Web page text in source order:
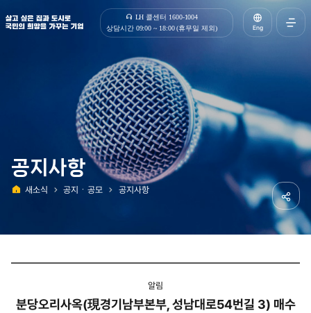
살고 싶은 집과 도시로 국민의 희망을 가꾸는 기업 | 한국토지주택공사
LH 콜센터 1600-1004
상담시간 09:00 ~ 18:00 (휴무일 제외)
Eng
열기
공지사항
새소식 공지ㆍ공모 공지사항
공유
알림
분당오리사옥(現경기남부본부, 성남대로54번길 3) 매수